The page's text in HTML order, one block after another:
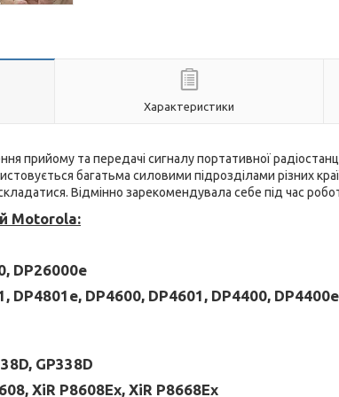
Характеристики
прийому та передачі сигналу портативної
багатьма силовими підрозділами різних
Відмінно зарекомендувала себе під час
Motorola:
DP26000e
DP4801e, DP4600, DP4601, DP4400,
GP338D
XiR P8608Ex, XiR P8668Ex